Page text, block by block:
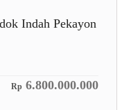
Indah Pekayon
Rp 6.800.000.000